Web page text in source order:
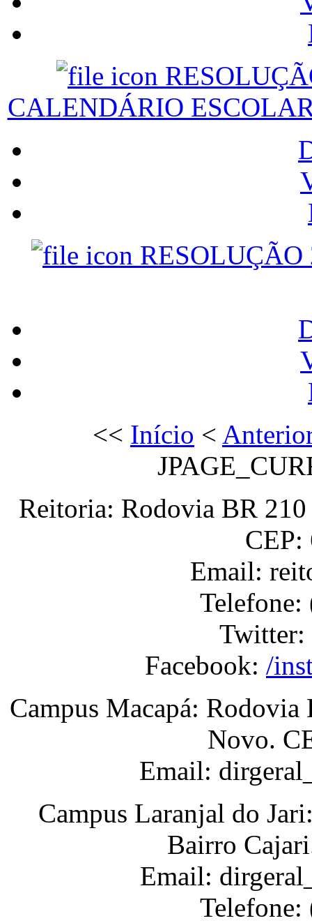
CALENDÁRIO
RESOLUÇÃO
<< Início <
Reitoria: Rodovia BR
CEP:
Email:
Twitter:
Facebook: /
Campus Macapá:
Novo.
Email:
Campus Laranjal do
Bairro
Email: